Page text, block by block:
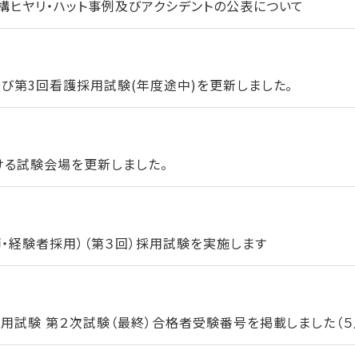
ヤリ・ハット事例及びアクシデントの公表について
第3回看護採用試験(年度途中)を更新しました。
試験会場を更新しました。
験者採用）（第３回）採用試験を実施します
試験 第２次試験（最終）合格者受験番号を掲載しました（